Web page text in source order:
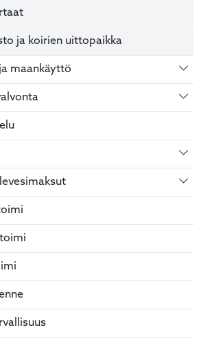
ja koirien uittopaikka
maankäyttö